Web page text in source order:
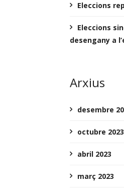
Eleccions
Eleccions
desengany a
Arxius
desembre
octubre 2023
abril 2023
març 2023